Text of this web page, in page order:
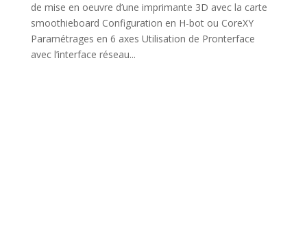
de mise en oeuvre d’une imprimante 3D avec la carte
smoothieboard Configuration en H-bot ou CoreXY
Paramétrages en 6 axes Utilisation de Pronterface
avec l’interface réseau...